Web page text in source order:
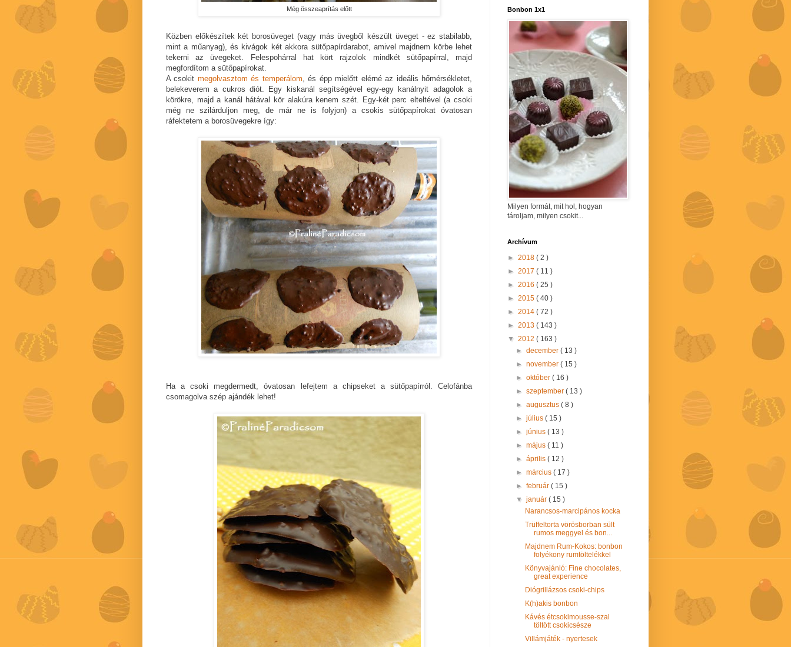
Még összeaprítás előtt
Közben előkészítek két borosüveget (vagy más üvegből készült üveget - ez stabilabb,
mint a műanyag), és kivágok két akkora sütőpapírdarabot, amivel majdnem körbe lehet
tekerni az üvegeket. Felespohárral hat kört rajzolok mindkét sütőpapírral, majd
megfordítom a sütőpapírokat.
A csokit megolvasztom és temperálom, és épp mielőtt elérné az ideális hőmérsékletet,
belekeverem a cukros diót. Egy kiskanál segítségével egy-egy kanálnyit adagolok a
körökre, majd a kanál hátával kör alakúra kenem szét. Egy-két perc elteltével (a csoki
még ne szilárduljon meg, de már ne is folyjon) a csokis sütőpapírokat óvatosan
ráfektetem a borosüvegekre így:
Ha a csoki megdermedt, óvatosan lefejtem a chipseket a sütőpapírról. Celofánba
csomagolva szép ajándék lehet!
Bonbon 1x1
Milyen formát, mit hol, hogyan
tároljam, milyen csokit...
Archívum
► 2018 ( 2 )
► 2017 ( 11 )
► 2016 ( 25 )
► 2015 ( 40 )
► 2014 ( 72 )
► 2013 ( 143 )
▼ 2012 ( 163 )
►december( 13 )
►november( 15 )
►október( 16 )
►szeptember( 13 )
►augusztus( 8 )
►július( 15 )
►június( 13 )
►május( 11 )
►április( 12 )
►március( 17 )
►február( 15 )
▼január( 15 )
Narancsos-marcipános kocka
Trüffeltorta vörösborban sült
rumos meggyel és bon...
Majdnem Rum-Kokos: bonbon
folyékony rumtöltelékkel
Könyvajánló: Fine chocolates,
great experience
Diógrillázsos csoki-chips
K(h)akis bonbon
Kávés étcsokimousse-szal
töltött csokicsésze
Villámjáték - nyertesek